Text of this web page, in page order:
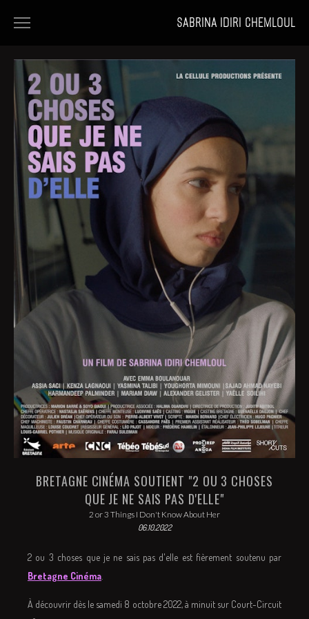
SABRINA IDIRI CHEMLOUL
FILMS
PORTFOLIOS
NEWS
BRETAGNE CINÉMA SOUTIENT "2 OU 3 CHOSES
QUE JE NE SAIS PAS D'ELLE"
2 or 3 Things I Don't Know About Her
06.10.2022
2 ou 3 choses que je ne sais pas d'elle est fièrement soutenu par
Bretagne Cinéma
À découvrir dès le samedi 8 octobre 2022, à minuit sur Court-Circuit